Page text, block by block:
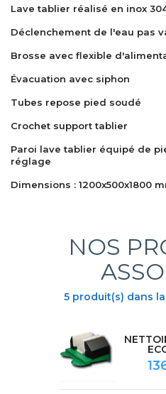
NOS
5 produit(s) dans
Lave tablier réalisé en inox
Déclenchement de l'eau pas
Brosse avec flexible
Évacuation avec siphon
Tubes repose pied soudé
Crochet support tablier
Paroi lave tablier équipé de
réglage
Dimensions : 1200x500x1800